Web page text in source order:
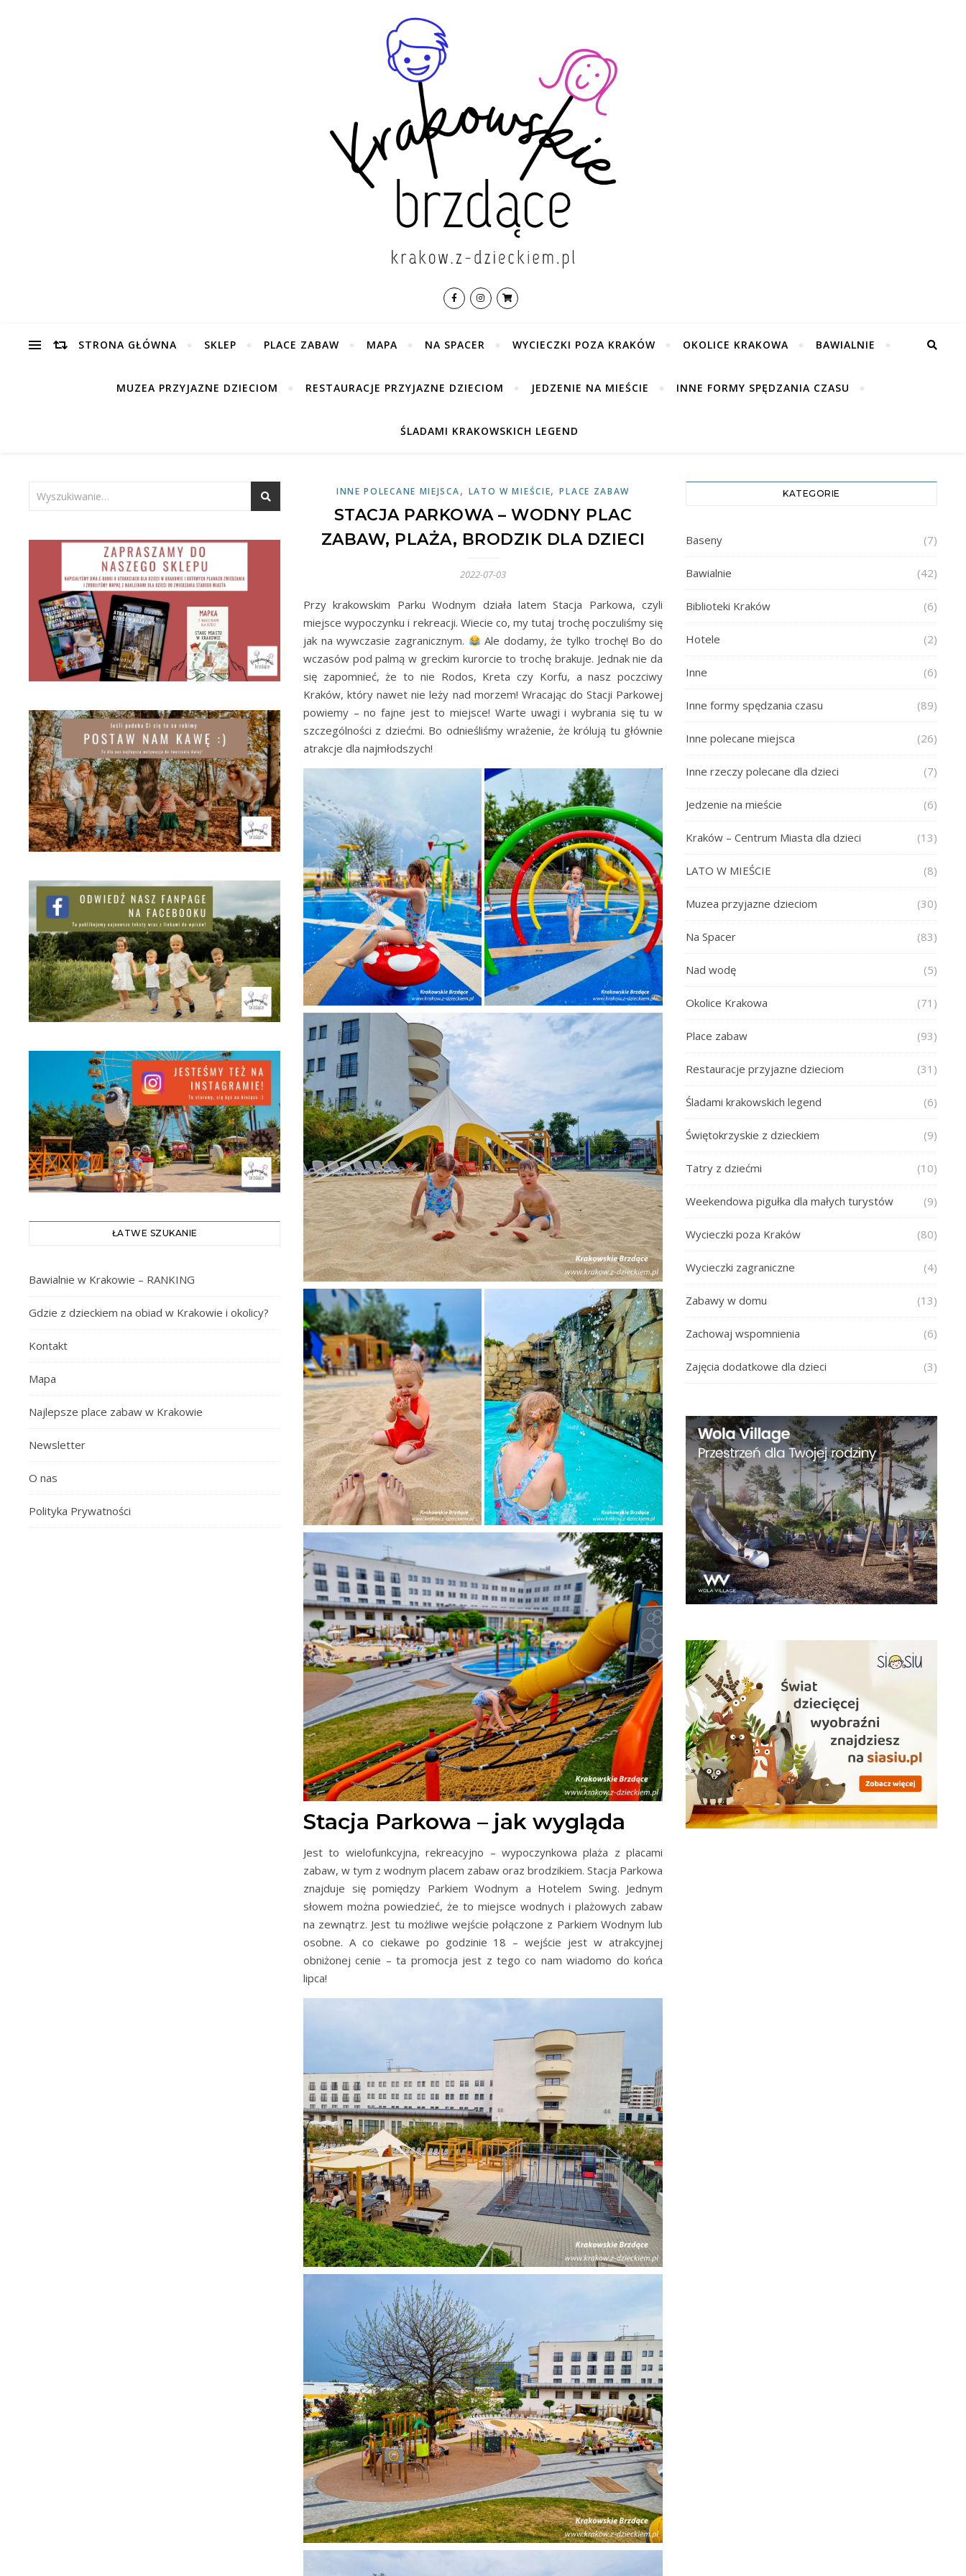
STRONA GŁÓWNA SKLEP PLACE ZABAW MAPA NA SPACER WYCIECZKI POZA KRAKÓW OKOLICE KRAKOWA BAWIALNIE
MUZEA PRZYJAZNE DZIECIOM RESTAURACJE PRZYJAZNE DZIECIOM JEDZENIE NA MIEŚCIE INNE FORMY SPĘDZANIA CZASU
ŚLADAMI KRAKOWSKICH LEGEND
ŁATWE SZUKANIE
Bawialnie w Krakowie – RANKING
Gdzie z dzieckiem na obiad w Krakowie i okolicy?
Kontakt
Mapa
Najlepsze place zabaw w Krakowie
Newsletter
O nas
Polityka Prywatności
INNE POLECANE MIEJSCA, LATO W MIEŚCIE,PLACE ZABAW
STACJA PARKOWA – WODNY PLAC
ZABAW, PLAŻA, BRODZIK DLA DZIECI
2022-07-03
Przy krakowskim Parku Wodnym działa latem Stacja Parkowa, czyli
miejsce wypoczynku i rekreacji. Wiecie co, my tutaj trochę poczuliśmy się
jak na wywczasie zagranicznym.
Ale dodamy, że tylko trochę! Bo do
wczasów pod palmą w greckim kurorcie to trochę brakuje. Jednak nie da
się zapomnieć, że to nie Rodos, Kreta czy Korfu, a nasz poczciwy
Kraków, który nawet nie leży nad morzem! Wracając do Stacji Parkowej
powiemy – no fajne jest to miejsce! Warte uwagi i wybrania się tu w
szczególności z dziećmi. Bo odnieśliśmy wrażenie, że królują tu głównie
atrakcje dla najmłodszych!
Stacja Parkowa – jak wygląda
Jest to wielofunkcyjna, rekreacyjno – wypoczynkowa plaża z placami
zabaw, w tym z wodnym placem zabaw oraz brodzikiem. Stacja Parkowa
znajduje się pomiędzy Parkiem Wodnym a Hotelem Swing. Jednym
słowem można powiedzieć, że to miejsce wodnych i plażowych zabaw
na zewnątrz. Jest tu możliwe wejście połączone z Parkiem Wodnym lub
osobne. A co ciekawe po godzinie 18 – wejście jest w atrakcyjnej
obniżonej cenie – ta promocja jest z tego co nam wiadomo do końca
lipca!
KATEGORIE
Baseny (7)
Bawialnie (42)
Biblioteki Kraków (6)
Hotele (2)
Inne (6)
Inne formy spędzania czasu (89)
Inne polecane miejsca (26)
Inne rzeczy polecane dla dzieci (7)
Jedzenie na mieście (6)
Kraków – Centrum Miasta dla dzieci (13)
LATO W MIEŚCIE (8)
Muzea przyjazne dzieciom (30)
Na Spacer (83)
Nad wodę (5)
Okolice Krakowa (71)
Place zabaw (93)
Restauracje przyjazne dzieciom (31)
Śladami krakowskich legend (6)
Świętokrzyskie z dzieckiem (9)
Tatry z dziećmi (10)
Weekendowa pigułka dla małych turystów (9)
Wycieczki poza Kraków (80)
Wycieczki zagraniczne (4)
Zabawy w domu (13)
Zachowaj wspomnienia (6)
Zajęcia dodatkowe dla dzieci (3)